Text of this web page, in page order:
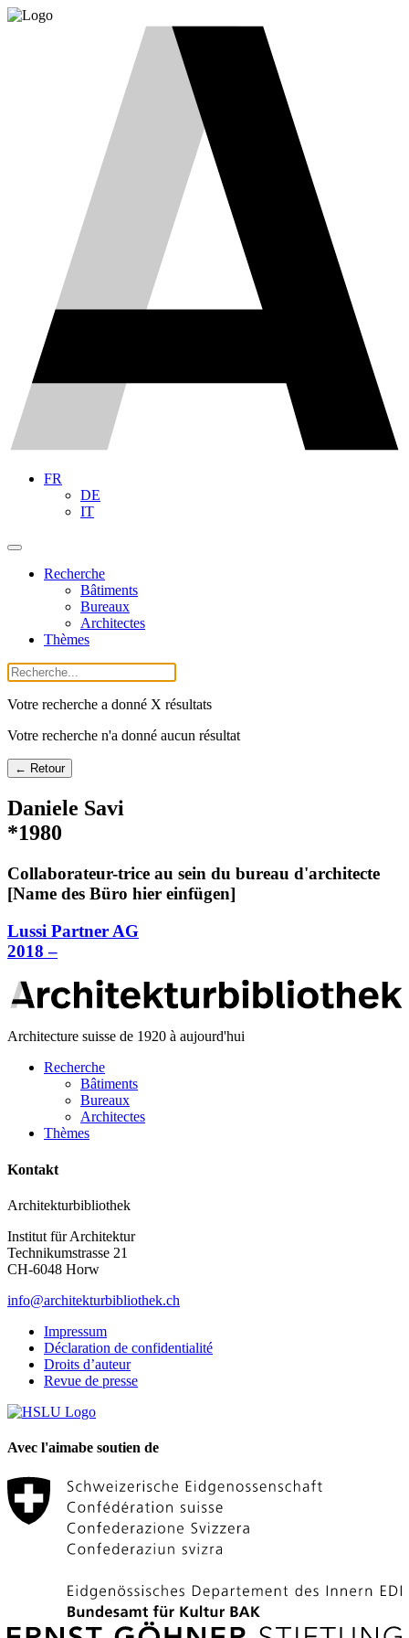
FR
DE
IT
Recherche
Bâtiments
Bureaux
Architectes
Thèmes
Votre recherche a donné X résultats
Votre recherche n'a donné aucun résultat
← Retour
Daniele Savi
*1980
Collaborateur-trice au sein du bureau d'architecte
[Name des Büro hier einfügen]
Lussi Partner AG
2018 –
Architecture suisse de 1920 à aujourd'hui
Recherche
Bâtiments
Bureaux
Architectes
Thèmes
Kontakt
Architekturbibliothek
Institut für Architektur
Technikumstrasse 21
CH-6048 Horw
info@architekturbibliothek.ch
Impressum
Déclaration de confidentialité
Droits d’auteur
Revue de presse
Avec l'aimabe soutien de